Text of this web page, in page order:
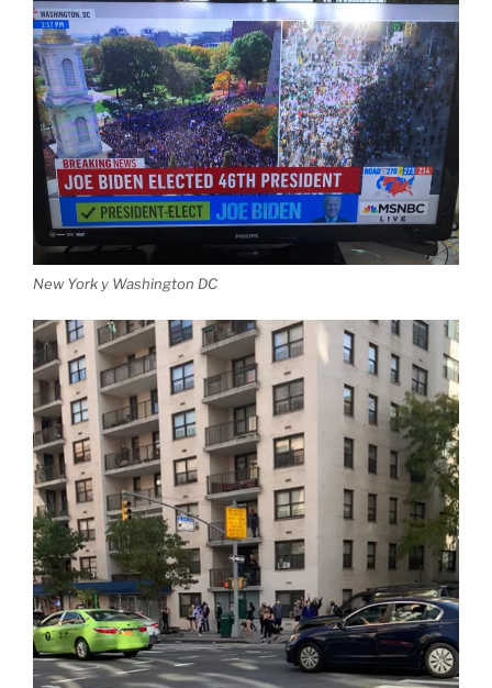
New York y Washington DC